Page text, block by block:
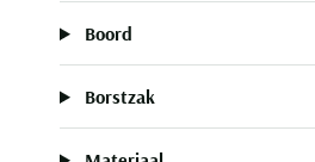
Boord
Borstzak